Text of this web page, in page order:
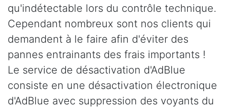
qu'indétectable lors du contrôle technique.
Cependant nombreux sont nos clients qui
demandent à le faire afin d'éviter des
pannes entrainants des frais importants !
Le service de désactivation d'AdBlue
consiste en une désactivation électronique
d'AdBlue avec suppression des voyants du